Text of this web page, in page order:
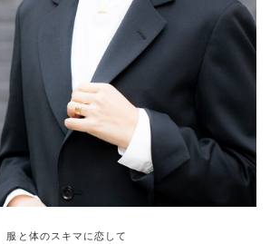
服と体のスキマに恋して